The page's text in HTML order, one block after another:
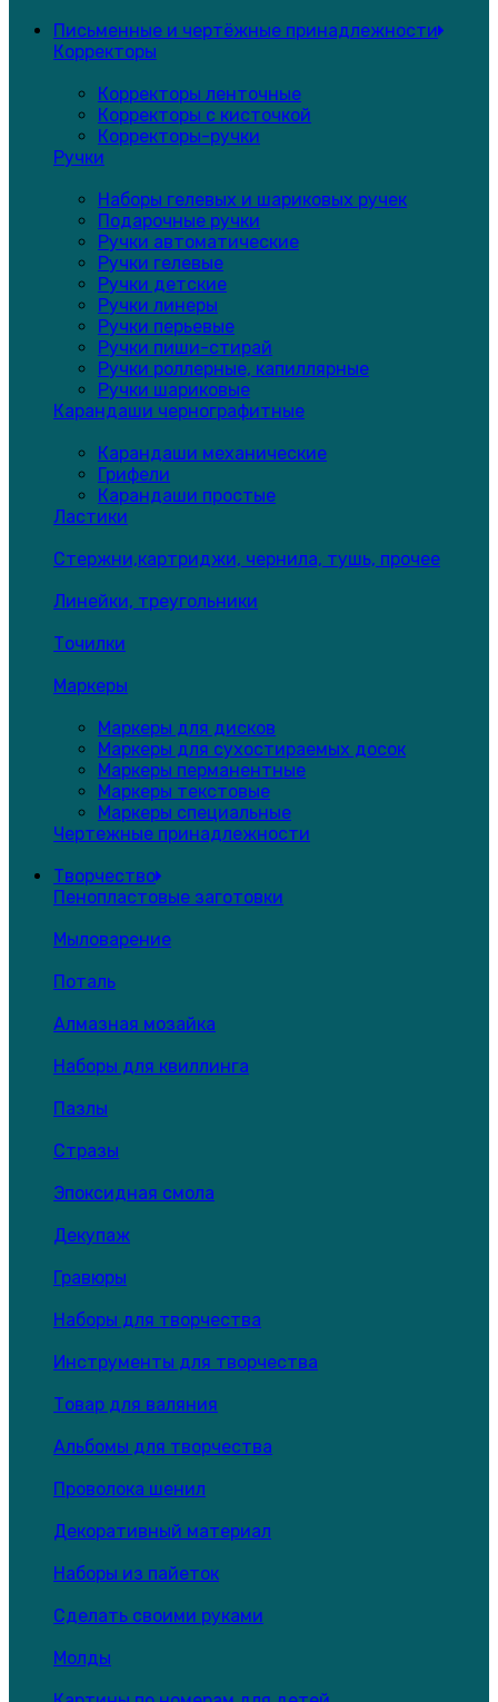
Письменные и чертёжные принадлежности
Корректоры
Корректоры ленточные
Корректоры с кисточкой
Корректоры-ручки
Ручки
Наборы гелевых и шариковых ручек
Подарочные ручки
Ручки автоматические
Ручки гелевые
Ручки детские
Ручки линеры
Ручки перьевые
Ручки пиши-стирай
Ручки роллерные, капиллярные
Ручки шариковые
Карандаши чернографитные
Карандаши механические
Грифели
Карандаши простые
Ластики
Стержни,картриджи, чернила, тушь, прочее
Линейки, треугольники
Точилки
Маркеры
Маркеры для дисков
Маркеры для сухостираемых досок
Маркеры перманентные
Маркеры текстовые
Маркеры специальные
Чертежные принадлежности
Творчество
Пенопластовые заготовки
Мыловарение
Поталь
Алмазная мозайка
Наборы для квиллинга
Пазлы
Стразы
Эпоксидная смола
Декупаж
Гравюры
Наборы для творчества
Инструменты для творчества
Товар для валяния
Альбомы для творчества
Проволока шенил
Декоративный материал
Наборы из пайеток
Сделать своими руками
Молды